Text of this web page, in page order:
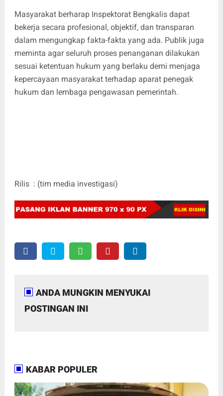
Masyarakat berharap Inspektorat Bengkalis dapat
bekerja secara profesional, objektif, dan transparan
dalam mengungkap fakta-fakta yang ada. Publik juga
meminta agar seluruh proses penanganan dilakukan
sesuai ketentuan hukum yang berlaku demi menjaga
kepercayaan masyarakat terhadap aparat penegak
hukum dan lembaga pengawasan pemerintah.
Rilis : (tim media investigasi)
ANDA MUNGKIN MENYUKAI
POSTINGAN INI
KABAR POPULER